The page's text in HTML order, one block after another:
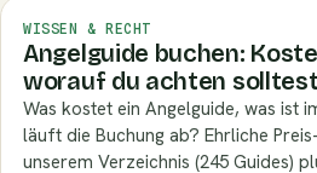
WISSEN & RECHT
Angelguide buchen:
worauf du achten solltest
Was kostet ein Angelguide, was ist
läuft die Buchung ab? Ehrliche
unserem Verzeichnis (245 Guides)